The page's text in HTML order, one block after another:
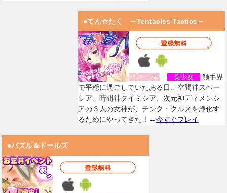
●てん☆たく ～Tentacles Tactics～
ｼﾐｭﾚーｼｮﾝ 美少女
触手界
で平穏に過ごしていたある日、空間神スペー
シア、時間神タイミシア、次元神ディメンシ
アの３人の女神が、テンタ・クルスを浄化す
るためにやってきた！→今すぐプレイ
●パズル＆ドールズ